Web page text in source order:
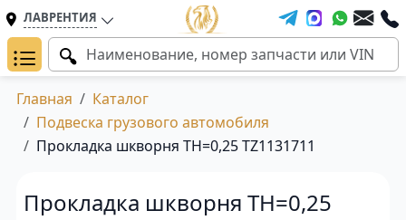
ЛАВРЕНТИЯ
Главная
Каталог
Подвеска грузового автомобиля
Прокладка шкворня TH=0,25 TZ1131711
Прокладка шкворня TH=0,25